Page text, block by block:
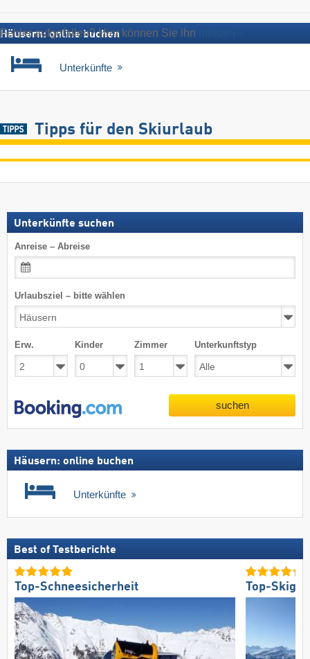
Fehler aufgefallen? Hier können Sie ihn
Häusern: online buchen
Unterkünfte
Tipps für den Skiurlaub
Unterkünfte suchen
Anreise – Abreise
Urlaubsziel – bitte wählen
Erw. Kinder Zimmer Unterkunftstyp
suchen
Häusern: online buchen
Unterkünfte
Best of Testberichte
Top-Schneesicherheit Top-